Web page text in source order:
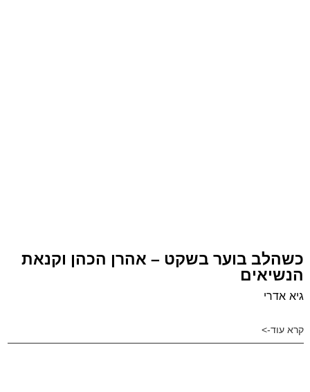
כשהלב בוער בשקט – אהרן הכהן וקנאת
הנשיאים
גיא אדרי
קרא עוד->